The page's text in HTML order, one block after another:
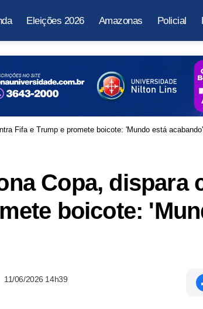
Eleições 2026 Amazonas Policial
Fifa e Trump e promete boicote: 'Mundo está acabando'
Copa, dispara
boicote:
11/06/2026 14h39